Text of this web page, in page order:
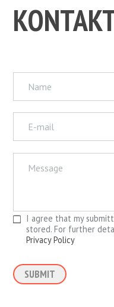
I agree that my
stored. For further
Privacy Policy
SUBMIT